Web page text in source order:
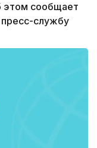
сообщает
службу